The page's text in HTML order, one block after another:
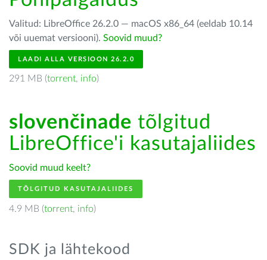
Valitud: LibreOffice 26.2.0 — macOS x86_64 (eeldab 10.14
või uuemat versiooni). Soovid muud?
LAADI ALLA VERSIOON 26.2.0
291 MB (torrent, info)
slovenčinade tõlgitud
LibreOffice'i kasutajaliides
Soovid muud keelt?
TÕLGITUD KASUTAJALIIDES
4.9 MB (torrent, info)
SDK ja lähtekood